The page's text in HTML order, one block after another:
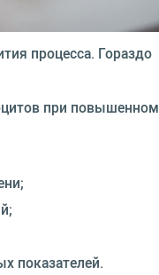
процесса. Гораздо
при повышенном
показателей.